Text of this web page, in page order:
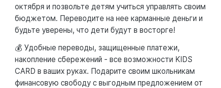
октября и позвольте детям учиться управлять своим
бюджетом. Переводите на нее карманные деньги и
будьте уверены, что дети будут в восторге!
💰 Удобные переводы, защищенные платежи,
накопление сбережений - все возможности KIDS
CARD в ваших руках. Подарите своим школьникам
финансовую свободу с выгодным предложением от